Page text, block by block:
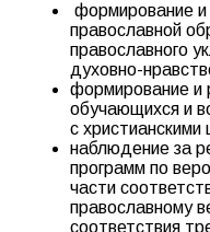
формирование
православной
православного
духовно-
формирование и
обучающихся и
с христианскими
наблюдение за
программ по
части
православному
соответствия